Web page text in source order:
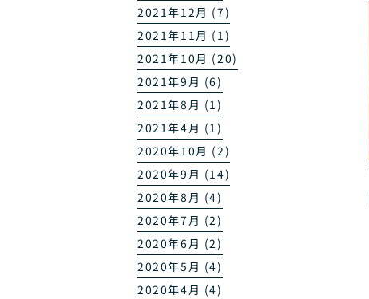
2021年12月 (7)
2021年11月 (1)
2021年10月 (20)
2021年9月 (6)
2021年8月 (1)
2021年4月 (1)
2020年10月 (2)
2020年9月 (14)
2020年8月 (4)
2020年7月 (2)
2020年6月 (2)
2020年5月 (4)
2020年4月 (4)